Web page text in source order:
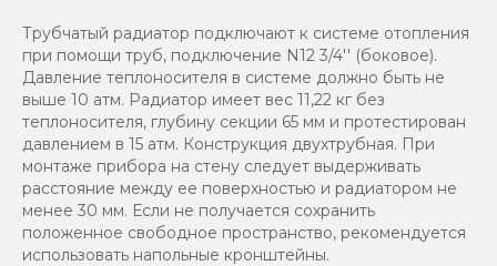
Трубчатый радиатор подключают к системе отопления
при помощи труб, подключение N12 3/4'' (боковое).
Давление теплоносителя в системе должно быть не
выше 10 атм. Радиатор имеет вес 11,22 кг без
теплоносителя, глубину секции 65 мм и протестирован
давлением в 15 атм. Конструкция двухтрубная. При
монтаже прибора на стену следует выдерживать
расстояние между ее поверхностью и радиатором не
менее 30 мм. Если не получается сохранить
положенное свободное пространство, рекомендуется
использовать напольные кронштейны.